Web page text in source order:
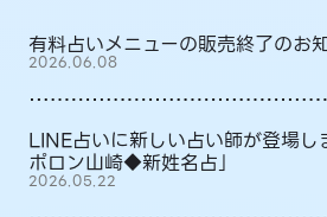
有料占いメニューの販売終了のお
2026.06.08
LINE占いに新しい占い師が登場
ポロン山崎◆新姓名占」
2026.05.22